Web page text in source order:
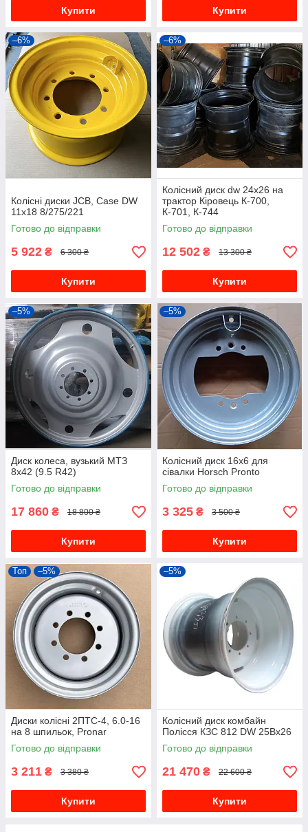
Купити Купити
–6%
Колісні диски JCB, Case DW
11x18 8/275/221
Готово до відправки
5 922 ₴ 6 300 ₴
Купити
–6%
Колісний диск dw 24x26 на
трактор Кіровець К-700,
К-701, К-744
Готово до відправки
12 502 ₴ 13 300 ₴
Купити
–5%
Диск колеса, вузький МТЗ
8x42 (9.5 R42)
Готово до відправки
17 860 ₴ 18 800 ₴
Купити
–5%
Колісний диск 16х6 для
сівалки Horsch Pronto
Готово до відправки
3 325 ₴ 3 500 ₴
Купити
Топ –5%
Диски колісні 2ПТС-4, 6.0-16
на 8 шпильок, Pronar
Готово до відправки
3 211 ₴ 3 380 ₴
Купити
–5%
Колісний диск комбайн
Полісся КЗС 812 DW 25Bx26
Готово до відправки
21 470 ₴ 22 600 ₴
Купити